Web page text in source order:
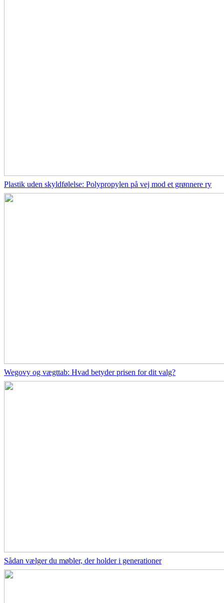
Plastik uden skyldfølelse: Polypropylen på vej mod et grønnere ry
Wegovy og vægttab: Hvad betyder prisen for dit valg?
Sådan vælger du møbler, der holder i generationer